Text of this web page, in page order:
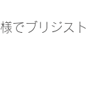
でブリジス